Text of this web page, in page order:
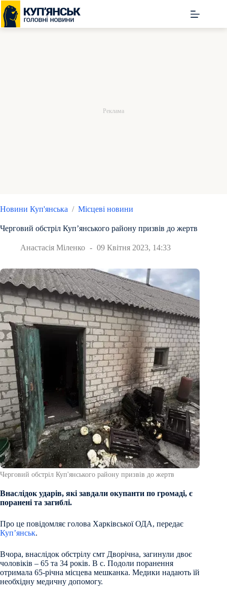
Перейти
до
вмісту
Новини Куп'янська / Місцеві новини
Черговий обстріл Куп’янського району призвів до жертв
Анастасія Міленко 09 Квітня 2023, 14:33
Черговий обстріл Куп'янського району призвів до жертв
Внаслідок ударів, які завдали окупанти по громаді, є
поранені та загиблі.
Про це повідомляє голова Харківської ОДА, передає
Куп’янськ.
Вчора, внаслідок обстрілу смт Дворічна, загинули двоє
чоловіків – 65 та 34 років. В с. Подоли поранення
отримала 65-річна місцева мешканка. Медики надають їй
необхідну медичну допомогу.